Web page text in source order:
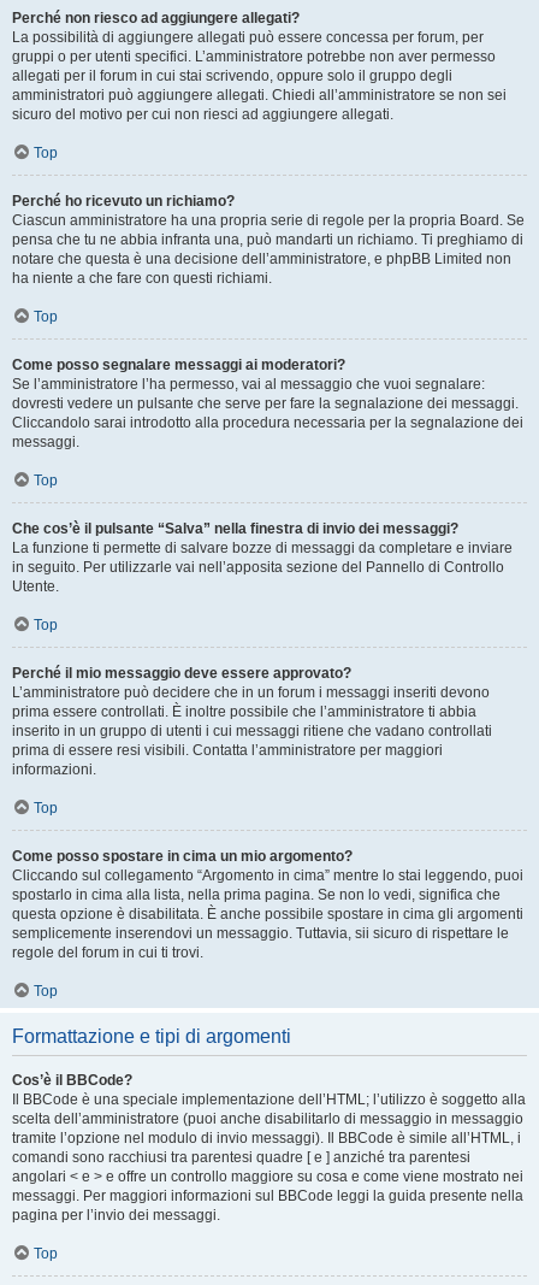
Perché non riesco ad aggiungere allegati?
La possibilità di aggiungere allegati può essere concessa per forum, per
gruppi o per utenti specifici. L’amministratore potrebbe non aver permesso
allegati per il forum in cui stai scrivendo, oppure solo il gruppo degli
amministratori può aggiungere allegati. Chiedi all’amministratore se non sei
sicuro del motivo per cui non riesci ad aggiungere allegati.
Top
Perché ho ricevuto un richiamo?
Ciascun amministratore ha una propria serie di regole per la propria Board. Se
pensa che tu ne abbia infranta una, può mandarti un richiamo. Ti preghiamo di
notare che questa è una decisione dell’amministratore, e phpBB Limited non
ha niente a che fare con questi richiami.
Top
Come posso segnalare messaggi ai moderatori?
Se l’amministratore l’ha permesso, vai al messaggio che vuoi segnalare:
dovresti vedere un pulsante che serve per fare la segnalazione dei messaggi.
Cliccandolo sarai introdotto alla procedura necessaria per la segnalazione dei
messaggi.
Top
Che cos’è il pulsante “Salva” nella finestra di invio dei messaggi?
La funzione ti permette di salvare bozze di messaggi da completare e inviare
in seguito. Per utilizzarle vai nell’apposita sezione del Pannello di Controllo
Utente.
Top
Perché il mio messaggio deve essere approvato?
L’amministratore può decidere che in un forum i messaggi inseriti devono
prima essere controllati. È inoltre possibile che l’amministratore ti abbia
inserito in un gruppo di utenti i cui messaggi ritiene che vadano controllati
prima di essere resi visibili. Contatta l’amministratore per maggiori
informazioni.
Top
Come posso spostare in cima un mio argomento?
Cliccando sul collegamento “Argomento in cima” mentre lo stai leggendo, puoi
spostarlo in cima alla lista, nella prima pagina. Se non lo vedi, significa che
questa opzione è disabilitata. È anche possibile spostare in cima gli argomenti
semplicemente inserendovi un messaggio. Tuttavia, sii sicuro di rispettare le
regole del forum in cui ti trovi.
Top
Formattazione e tipi di argomenti
Cos’è il BBCode?
Il BBCode è una speciale implementazione dell’HTML; l’utilizzo è soggetto alla
scelta dell’amministratore (puoi anche disabilitarlo di messaggio in messaggio
tramite l’opzione nel modulo di invio messaggi). Il BBCode è simile all’HTML, i
comandi sono racchiusi tra parentesi quadre [ e ] anziché tra parentesi
angolari < e > e offre un controllo maggiore su cosa e come viene mostrato nei
messaggi. Per maggiori informazioni sul BBCode leggi la guida presente nella
pagina per l’invio dei messaggi.
Top